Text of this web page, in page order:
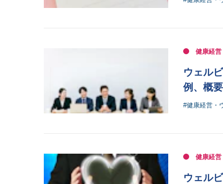
健康経営
ウェル
例、概
#健康経営・
健康経営
ウェル